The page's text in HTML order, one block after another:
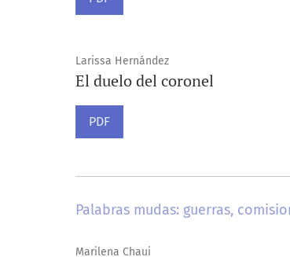
Larissa Hernández
El duelo del coronel
PDF
Palabras mudas: guerras,
Marilena Chaui